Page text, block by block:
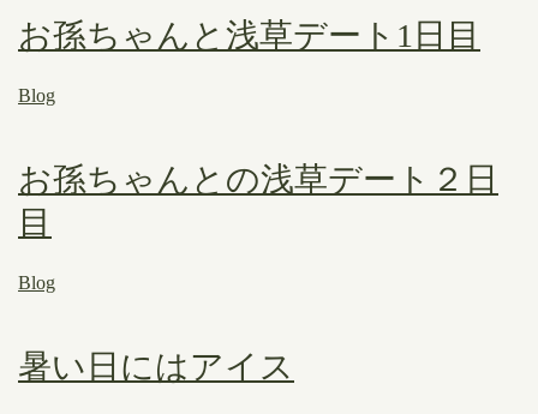
お孫ちゃんと浅草デート1日目
Blog
お孫ちゃんとの浅草デート２日
目
Blog
暑い日にはアイス